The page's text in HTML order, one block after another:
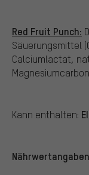
Red Fruit Punch:
Säuerungsmittel
Calciumlactat,
Kann enthalten: